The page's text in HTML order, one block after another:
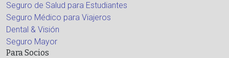
Seguro de Salud para Estudiantes
Seguro Médico para Viajeros
Dental & Visión
Seguro Mayor
Para Socios